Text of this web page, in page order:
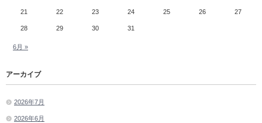
21 22 23 24 25 26 27
28 29 30 31
6月 »
アーカイブ
2026年7月
2026年6月